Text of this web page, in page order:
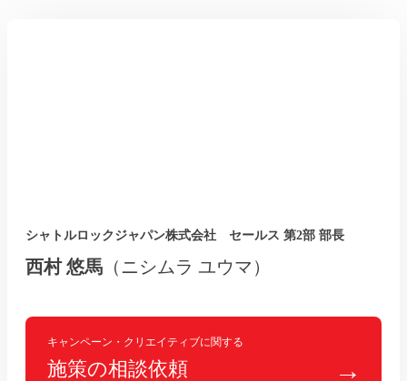
シャトルロックジャパン株式会社 セールス 第2部 部長
西村 悠馬 （ニシムラ ユウマ）
キャンペーン・クリエイティブに関する
施策の相談依頼